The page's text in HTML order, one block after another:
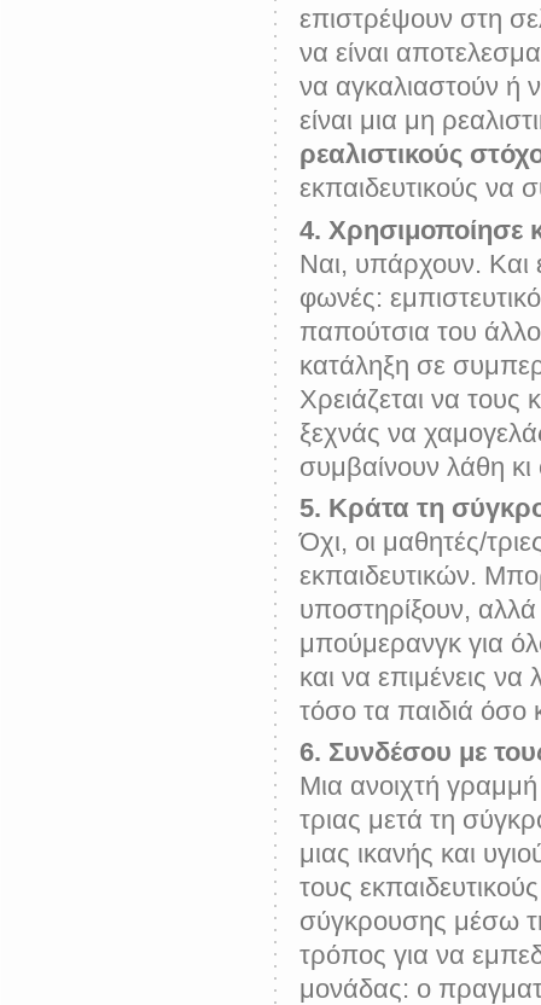
επιστρέψουν στη
να είναι
να αγκαλιαστούν ή
είναι μια μη
ρεαλιστικούς
εκπαιδευτικούς να
4. Χρησιμοποίησε
Ναι, υπάρχουν. Και
φωνές:
παπούτσια του
κατάληξη σε
Χρειάζεται να τους
ξεχνάς να
συμβαίνουν λάθη
5. Κράτα τη
Όχι, οι μαθητές/
εκπαιδευτικών.
υποστηρίξουν, αλλά
μπούμερανγκ για
και να επιμένεις
τόσο τα παιδιά όσο
6. Συνδέσου με
Μια ανοιχτή γραμμή
τριας μετά τη
μιας ικανής και
τους
σύγκρουσης μέσω
τρόπος για να
μονάδας: ο